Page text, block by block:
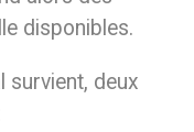
disponibles.
survient, deux